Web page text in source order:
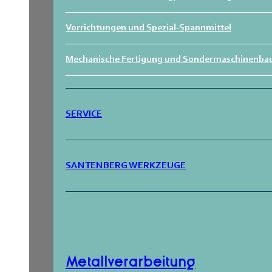
Vorrichtungen und Spezial-Spannmittel
Mechanische Fertigung und
SERVICE
SANTENBERG WERKZEUGE
Metallverarbeitung